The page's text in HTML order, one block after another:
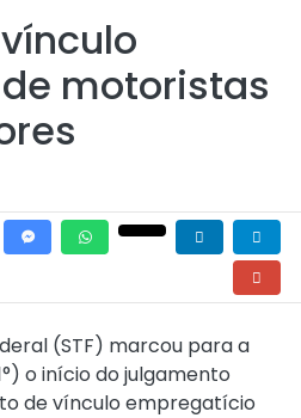
motoristas
(STF) marcou para a
o início do julgamento
de vínculo empregatício